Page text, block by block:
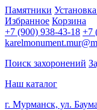
Памятники
Избранное Корзина
+7 (900) 938-43-18 +7
Поиск захоронений
Наш каталог
г. Мурманск, ул.